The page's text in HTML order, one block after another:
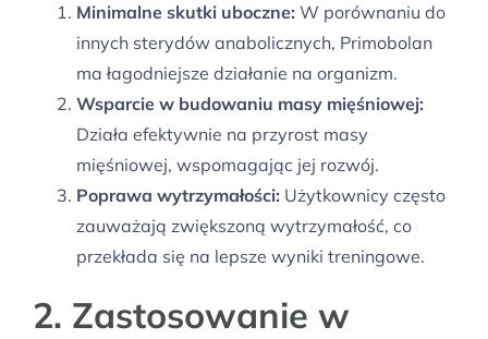
Minimalne skutki uboczne: W porównaniu do
innych sterydów anabolicznych, Primobolan
ma łagodniejsze działanie na organizm.
Wsparcie w budowaniu masy mięśniowej:
Działa efektywnie na przyrost masy
mięśniowej, wspomagając jej rozwój.
Poprawa wytrzymałości: Użytkownicy często
zauważają zwiększoną wytrzymałość, co
przekłada się na lepsze wyniki treningowe.
2. Zastosowanie w